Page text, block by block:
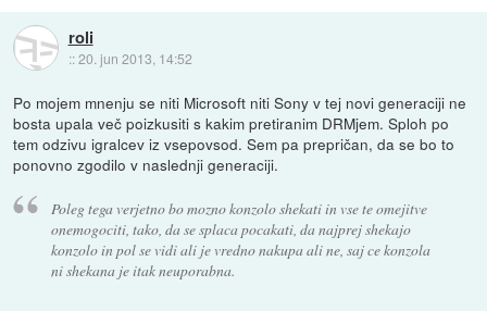
roli
::20. jun 2013, 14:52
Po mojem mnenju se niti Microsoft niti Sony v tej novi generaciji ne
bosta upala več poizkusiti s kakim pretiranim DRMjem. Sploh po
tem odzivu igralcev iz vsepovsod. Sem pa prepričan, da se bo to
ponovno zgodilo v naslednji generaciji.
Poleg tega verjetno bo mozno konzolo shekati in vse te omejitve
onemogociti, tako, da se splaca pocakati, da najprej shekajo
konzolo in pol se vidi ali je vredno nakupa ali ne, saj ce konzola
ni shekana je itak neuporabna.